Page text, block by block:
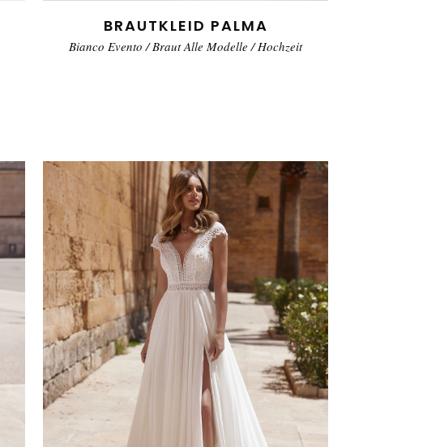
BRAUTKLEID PALMA
Bianco Evento /Braut Alle Modelle /Hochzeit